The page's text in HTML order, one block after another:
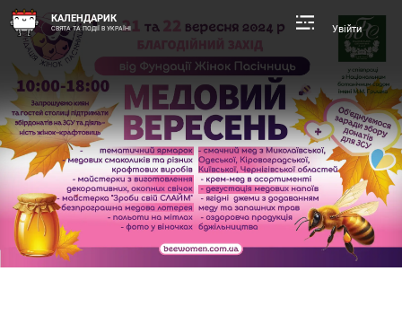
КАЛЕНДАРИК
СВЯТА ТА ПОДІЇ В УКРАЇНІ Увійти